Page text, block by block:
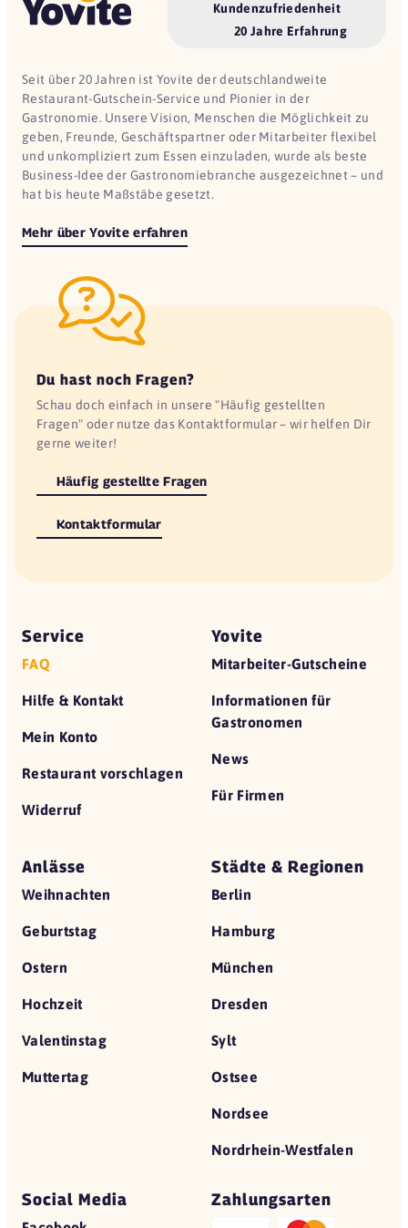
Kundenzufriedenheit
20 Jahre Erfahrung
Seit über 20 Jahren ist Yovite der deutschlandweite
Restaurant-Gutschein-Service und Pionier in der
Gastronomie. Unsere Vision, Menschen die Möglichkeit zu
geben, Freunde, Geschäftspartner oder Mitarbeiter flexibel
und unkompliziert zum Essen einzuladen, wurde als beste
Business-Idee der Gastronomiebranche ausgezeichnet – und
hat bis heute Maßstäbe gesetzt.
Mehr über Yovite erfahren
Du hast noch Fragen?
Schau doch einfach in unsere "Häufig gestellten
Fragen" oder nutze das Kontaktformular – wir helfen Dir
gerne weiter!
Häufig gestellte Fragen
Kontaktformular
Service
FAQ
Hilfe & Kontakt
Mein Konto
Restaurant vorschlagen
Widerruf
Yovite
Mitarbeiter-Gutscheine
Informationen für
Gastronomen
News
Für Firmen
Anlässe
Weihnachten
Geburtstag
Ostern
Hochzeit
Valentinstag
Muttertag
Städte & Regionen
Berlin
Hamburg
München
Dresden
Sylt
Ostsee
Nordsee
Nordrhein-Westfalen
Social Media Zahlungsarten